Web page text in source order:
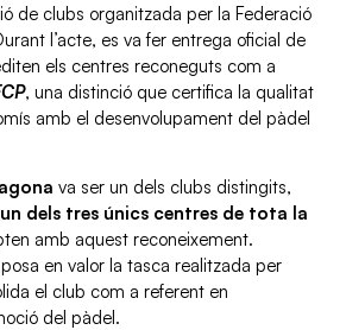
de clubs organitzada per la Federació
l’acte, es va fer entrega oficial de
els centres reconeguts com a
, una distinció que certifica la qualitat
amb el desenvolupament del pàdel
va ser un dels clubs distingits,
un dels tres únics centres de tota la
amb aquest reconeixement.
en valor la tasca realitzada per
el club com a referent en
del pàdel.